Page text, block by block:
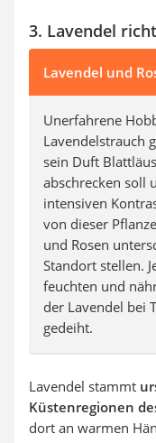
3. Lavendel
Lavendel und
Unerfahrene
Lavendelstrauch
sein Duft
abschrecken soll
intensiven
von dieser
und Rosen
Standort stellen.
feuchten und
der Lavendel bei
gedeiht.
Lavendel stammt
Küstenregionen
dort an warmen